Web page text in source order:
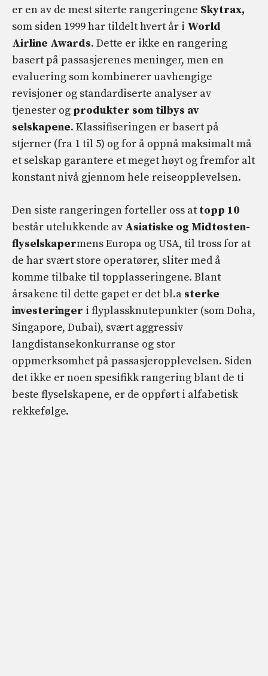
er en av de mest siterte rangeringene Skytrax,
som siden 1999 har tildelt hvert år i World
Airline Awards. Dette er ikke en rangering
basert på passasjerenes meninger, men en
evaluering som kombinerer uavhengige
revisjoner og standardiserte analyser av
tjenester og produkter som tilbys av
selskapene. Klassifiseringen er basert på
stjerner (fra 1 til 5) og for å oppnå maksimalt må
et selskap garantere et meget høyt og fremfor alt
konstant nivå gjennom hele reiseopplevelsen.
Den siste rangeringen forteller oss at topp 10
består utelukkende av Asiatiske og Midtøsten-
flyselskapermens Europa og USA, til tross for at
de har svært store operatører, sliter med å
komme tilbake til topplasseringene. Blant
årsakene til dette gapet er det bl.a sterke
investeringer i flyplassknutepunkter (som Doha,
Singapore, Dubai), svært aggressiv
langdistansekonkurranse og stor
oppmerksomhet på passasjeropplevelsen. Siden
det ikke er noen spesifikk rangering blant de ti
beste flyselskapene, er de oppført i alfabetisk
rekkefølge.